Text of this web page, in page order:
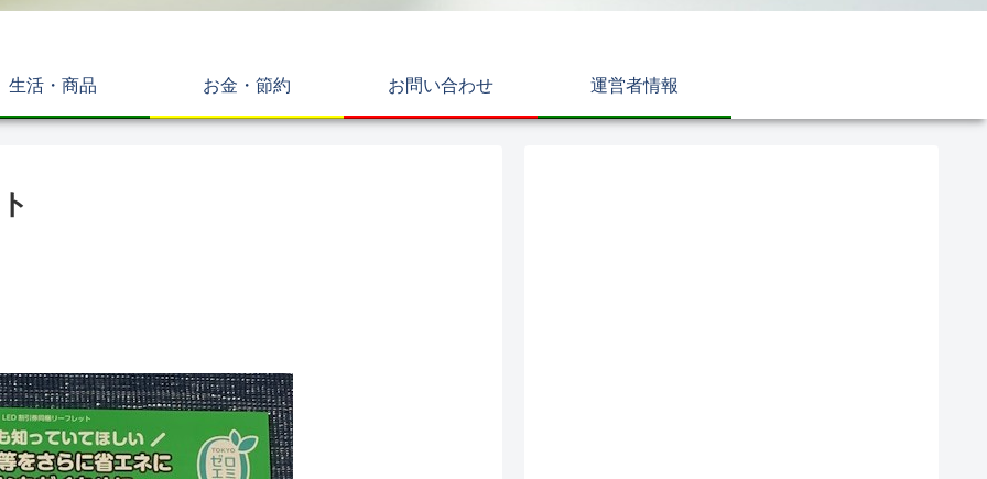
生活・商品 お金・節約 お問い合わせ 運営者情報